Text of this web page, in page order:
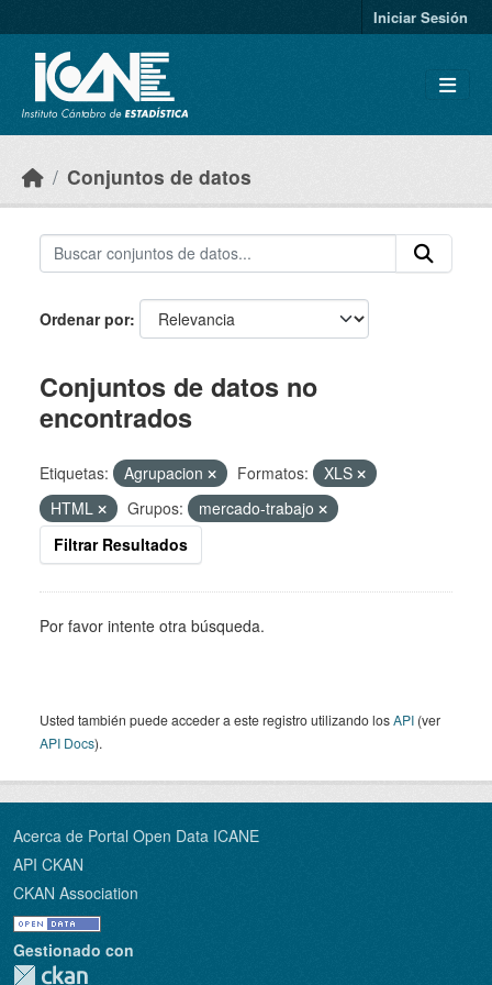
Iniciar Sesión
Conjuntos de datos
Ordenar por
Conjuntos de datos no
encontrados
Etiquetas: Agrupacion Formatos:
XLS
HTML
Grupos:
mercado-trabajo
Filtrar Resultados
Por favor intente otra búsqueda.
Usted también puede acceder a este registro utilizando losAPI (ver
API Docs).
Acerca de Portal Open Data ICANE
API CKAN
CKAN Association
Gestionado con